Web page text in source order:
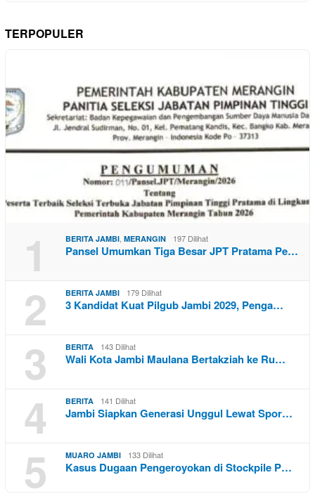
TERPOPULER
1 BERITA JAMBI MERANGIN 197 Dilihat
Pansel Umumkan Tiga Besar JPT Pratama Pe…
2 BERITA JAMBI 179 Dilihat
3 Kandidat Kuat Pilgub Jambi 2029, Penga…
3 BERITA 143 Dilihat
Wali Kota Jambi Maulana Bertakziah ke Ru…
4 BERITA 141 Dilihat
Jambi Siapkan Generasi Unggul Lewat Spor…
5 MUARO JAMBI 133 Dilihat
Kasus Dugaan Pengeroyokan di Stockpile P…